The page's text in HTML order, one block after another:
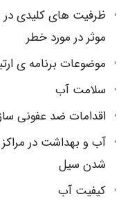
ظرفیت های کلیدی در
موثر در مورد خطر
موضوعات برنامه ی
سلامت آب
اقدامات ضد عفونی
آب و بهداشت در
شدن سیل
کیفیت آب